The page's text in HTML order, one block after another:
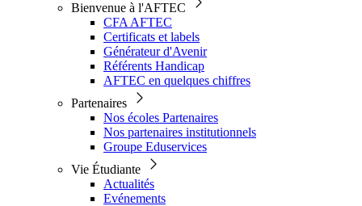
Bienvenue à l'AFTEC
CFA AFTEC
Certificats et labels
Générateur d'Avenir
Référents Handicap
AFTEC en quelques chiffres
Partenaires
Nos écoles Partenaires
Nos partenaires institutionnels
Groupe Eduservices
Vie Étudiante
Actualités
Evénements